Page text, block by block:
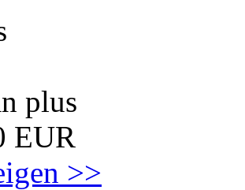
plus
EUR
>>